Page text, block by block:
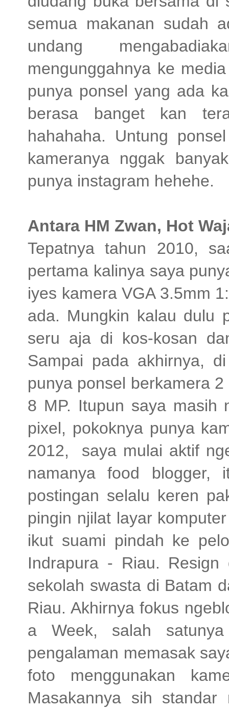
semua makanan sudah
undang
mengunggahnya ke
punya ponsel yang ada
berasa banget kan
hahahaha. Untung
kameranya nggak
punya instagram hehehe.
Antara HM Zwan, Hot
Tepatnya tahun 2010,
pertama kalinya saya
iyes kamera VGA 3.5mm
ada. Mungkin kalau dulu
seru aja di kos-kosan
Sampai pada akhirnya,
punya ponsel berkamera
8 MP. Itupun saya masih
pixel, pokoknya punya
2012, saya mulai aktif
namanya food blogger,
postingan selalu keren
pingin njilat layar
ikut suami pindah ke
Indrapura - Riau.
sekolah swasta di Batam
Riau. Akhirnya fokus
a Week, salah
pengalaman memasak
foto menggunakan
Masakannya sih